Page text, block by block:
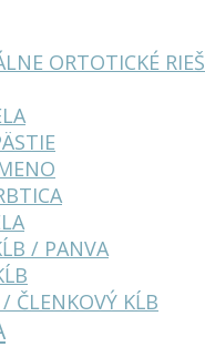
ORTOTICKÉ
/ PANVA
ČLENKOVÝ KĹB